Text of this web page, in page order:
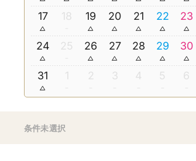
17 18 19 20 21 22 23
24 25 26 27 28 29 30
31 1 2 3 4 5 6
条件未選択